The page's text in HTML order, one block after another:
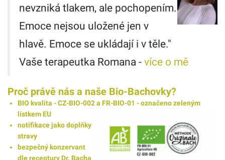
nevzniká tlakem, ale pochopením.
Emoce nejsou uložené jen v
hlavě. Emoce se ukládají i v těle."
Vaše terapeutka Romana - více o mě
Proč právě nás a naše Bio-Bachovky?
BIO kvalita - CZ-BIO-002 a FR-BIO-01 - označeno zeleným
lístkem EU
notifikace jako doplňky
stravy
bezpečný konzervant
dle receptury Dr. Bacha